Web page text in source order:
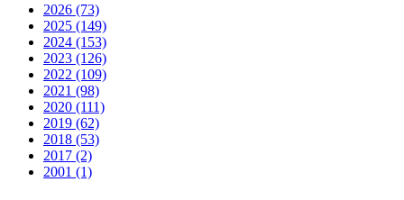
2026 (73)
2025 (149)
2024 (153)
2023 (126)
2022 (109)
2021 (98)
2020 (111)
2019 (62)
2018 (53)
2017 (2)
2001 (1)